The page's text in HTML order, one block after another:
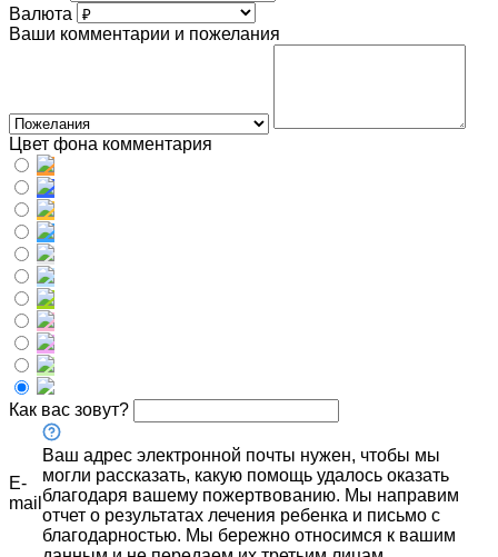
Валюта
Ваши комментарии и пожелания
Цвет фона комментария
Как вас зовут?
E-
mail
Ваш адрес электронной почты нужен, чтобы мы
могли рассказать, какую помощь удалось оказать
благодаря вашему пожертвованию. Мы направим
отчет о результатах лечения ребенка и письмо с
благодарностью. Мы бережно относимся к вашим